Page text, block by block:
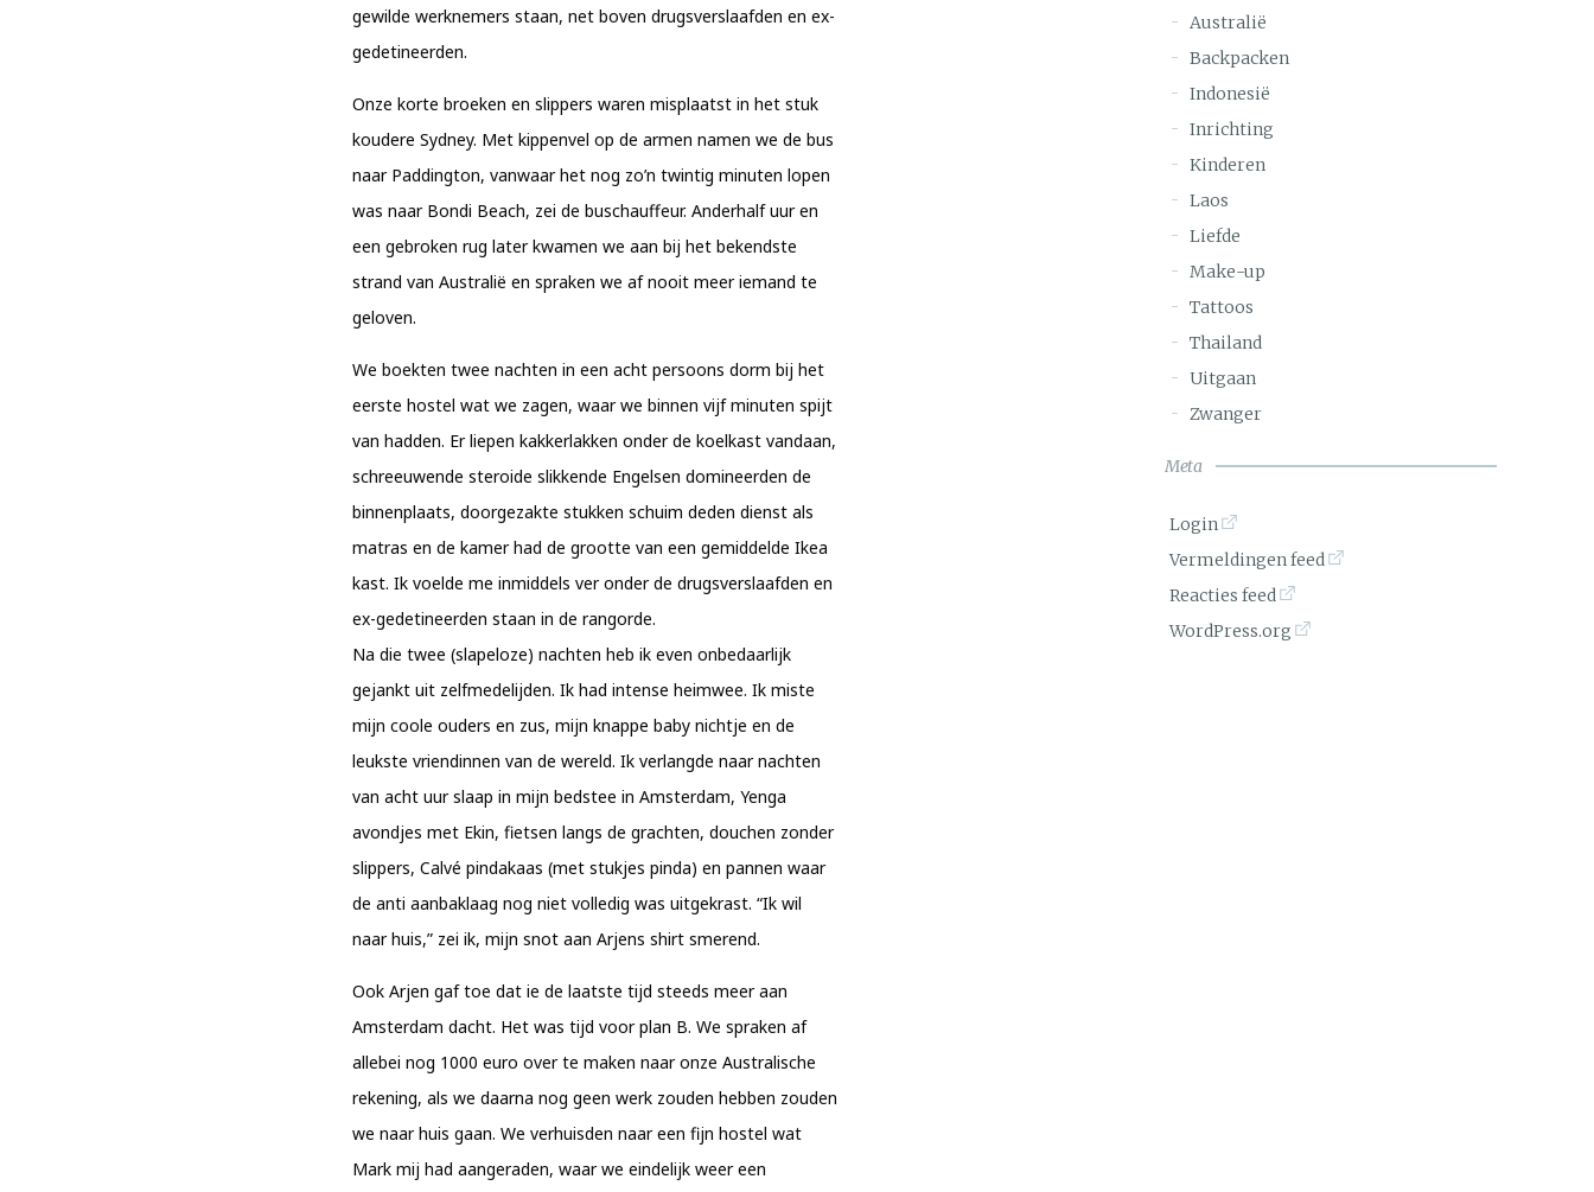
gewilde werknemers staan, net boven drugsverslaafden en ex-
gedetineerden.
Onze korte broeken en slippers waren misplaatst in het stuk
koudere Sydney. Met kippenvel op de armen namen we de bus
naar Paddington, vanwaar het nog zo’n twintig minuten lopen
was naar Bondi Beach, zei de buschauffeur. Anderhalf uur en
een gebroken rug later kwamen we aan bij het bekendste
strand van Australië en spraken we af nooit meer iemand te
geloven.
We boekten twee nachten in een acht persoons dorm bij het
eerste hostel wat we zagen, waar we binnen vijf minuten spijt
van hadden. Er liepen kakkerlakken onder de koelkast vandaan,
schreeuwende steroide slikkende Engelsen domineerden de
binnenplaats, doorgezakte stukken schuim deden dienst als
matras en de kamer had de grootte van een gemiddelde Ikea
kast. Ik voelde me inmiddels ver onder de drugsverslaafden en
ex-gedetineerden staan in de rangorde.
Na die twee (slapeloze) nachten heb ik even onbedaarlijk
gejankt uit zelfmedelijden. Ik had intense heimwee. Ik miste
mijn coole ouders en zus, mijn knappe baby nichtje en de
leukste vriendinnen van de wereld. Ik verlangde naar nachten
van acht uur slaap in mijn bedstee in Amsterdam, Yenga
avondjes met Ekin, fietsen langs de grachten, douchen zonder
slippers, Calvé pindakaas (met stukjes pinda) en pannen waar
de anti aanbaklaag nog niet volledig was uitgekrast. “Ik wil
naar huis,” zei ik, mijn snot aan Arjens shirt smerend.
Ook Arjen gaf toe dat ie de laatste tijd steeds meer aan
Amsterdam dacht. Het was tijd voor plan B. We spraken af
allebei nog 1000 euro over te maken naar onze Australische
rekening, als we daarna nog geen werk zouden hebben zouden
we naar huis gaan. We verhuisden naar een fijn hostel wat
Mark mij had aangeraden, waar we eindelijk weer een
Australië
Backpacken
Indonesië
Inrichting
Kinderen
Laos
Liefde
Make-up
Tattoos
Thailand
Uitgaan
Zwanger
Meta
Login
Vermeldingen feed
Reacties feed
WordPress.org